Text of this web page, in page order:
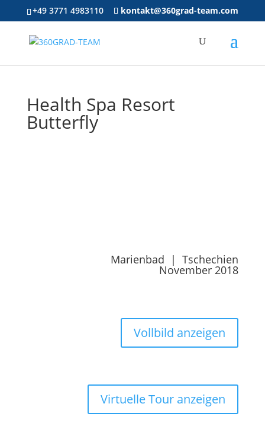
+49 3771 4983110 kontakt@360grad-team.com
Health Spa Resort
Butterfly
Marienbad | Tschechien
November 2018
Vollbild anzeigen
Virtuelle Tour anzeigen